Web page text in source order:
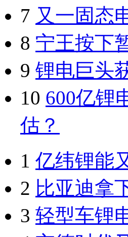
7 又一固态
8 宁王按下
9 锂电巨头
10 600亿锂
估？
1 亿纬锂能
2 比亚迪拿
3 轻型车锂